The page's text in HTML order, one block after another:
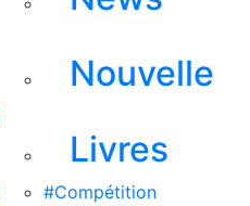
Nouvelle
Livres
#Compétition